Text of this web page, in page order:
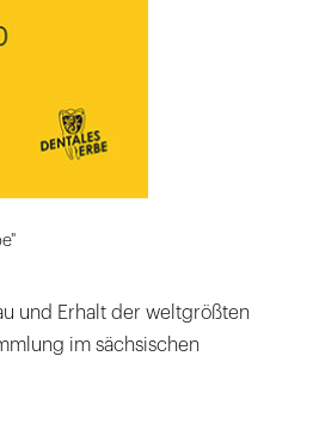
und Erhalt der weltgrößten
im sächsischen